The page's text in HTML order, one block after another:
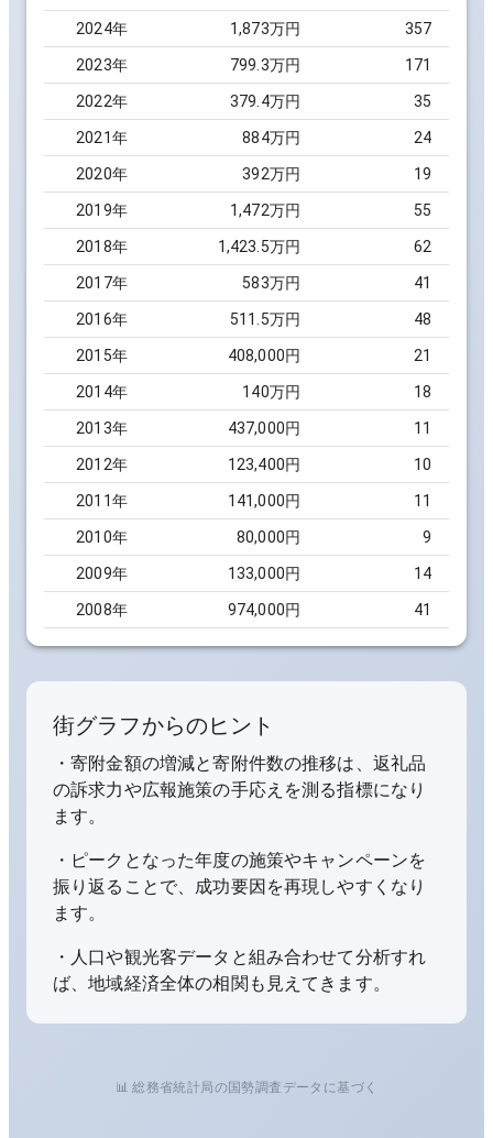
2024年 1,873万円 357
2023年 799.3万円 171
2022年 379.4万円 35
2021年 884万円 24
2020年 392万円 19
2019年 1,472万円 55
2018年 1,423.5万円 62
2017年 583万円 41
2016年 511.5万円 48
2015年 408,000円 21
2014年 140万円 18
2013年 437,000円 11
2012年 123,400円 10
2011年 141,000円 11
2010年 80,000円 9
2009年 133,000円 14
2008年 974,000円 41
街グラフからのヒント
・寄附金額の増減と寄附件数の推移は、返礼品
の訴求力や広報施策の手応えを測る指標になり
ます。
・ピークとなった年度の施策やキャンペーンを
振り返ることで、成功要因を再現しやすくなり
ます。
・人口や観光客データと組み合わせて分析すれ
ば、地域経済全体の相関も見えてきます。
📊 総務省統計局の国勢調査データに基づく